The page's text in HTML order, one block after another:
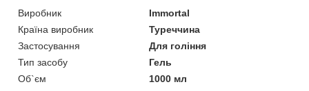
Виробник
Immortal
Країна виробник
Туреччина
Застосування
Для гоління
Тип засобу
Гель
Об`єм
1000 мл